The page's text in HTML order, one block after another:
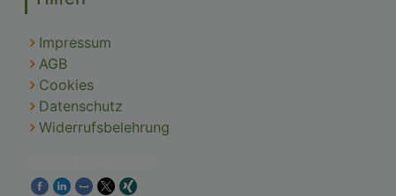
Impressum
AGB
Cookies
Datenschutz
Widerrufsbelehrung